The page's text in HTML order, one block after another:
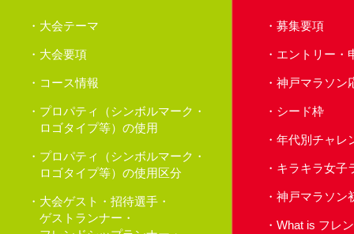
大会テーマ
大会要項
コース情報
プロパティ（シンボルマーク・
ロゴタイプ等）の使用
プロパティ（シンボルマーク・
ロゴタイプ等）の使用区分
大会ゲスト・招待選手・
ゲストランナー・
募集要項
エントリー・
神戸マラソン
シード枠
年代別チャレ
キラキラ女子
神戸マラソン
What is フレ